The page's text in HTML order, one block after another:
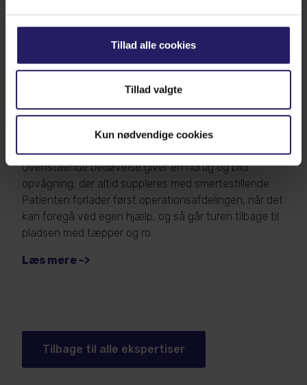
Tillad alle cookies
Tillad valgte
Kun nødvendige cookies
Ovenstående bedøvelse giver en hurtig og blid
opvågning, der altid suppleres med smertestillende.
Patienten forlader først operationsafdelingen, når det
kan foregå ved egen hjælp, og så går turen tilbage til
pladsen med tæpper og ro.
Læs mere ->
bedøvelsen, og er konstant under
overvågning af dyrlægen og den
assisterende sygeplejersker
Tilbage til alle ekspertiser